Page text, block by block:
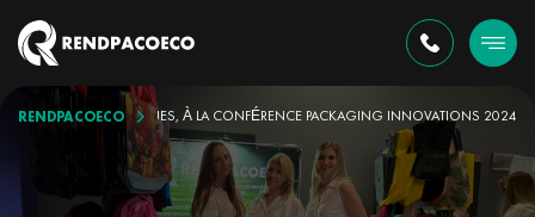
RENDPACOECO
DE SACS ÉCOLOGIQUES, À LA CONFÉRENCE PACKAGING INNOVATIONS 2024